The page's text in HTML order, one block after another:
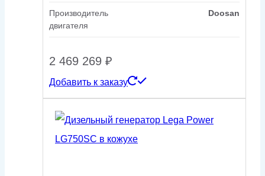
Производитель
двигателя
Doosan
2 469 269 ₽
Добавить к заказу